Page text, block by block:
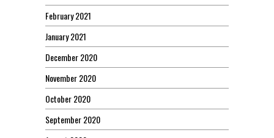
February 2021
January 2021
December 2020
November 2020
October 2020
September 2020